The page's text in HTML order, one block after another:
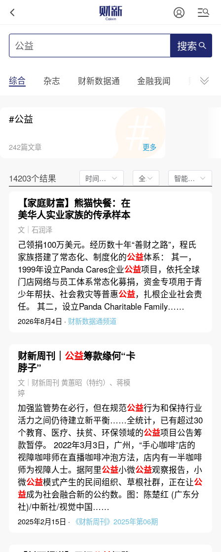
搜索
综合 杂志 财新数据通 金融我闻 财新
#公益
242篇文章 更多
14203个结果 时间不限 全文 智能排序
【家庭财富】熊猫快餐：在
美华人实业家族的传承样本
文｜石润泽
己领捐100万美元。经历数十年“善财之路”，程氏
家族搭建了常态化、制度化的公益体系： 其一，
1999年设立Panda Cares企业公益项目，依托全球
门店网络与员工体系常态化募捐，资金专项用于青
少年帮扶、社会救灾等普惠公益，扎根企业社会责
任。 其二，设立Panda Charitable Family……
2026年8月4日 · 财新数据通频道
财新周刊｜ 公益筹款缘何“卡
脖子”
文｜财新周刊 黄蕙昭（特约）、蒋模
婷
加强监管势在必行，但在规范公益行为和保持行业
活力之间仍待建立新平衡……全统计，已有超过30
个教育、医疗、扶贫、环保领域的公益项目公告筹
款暂停。 2022年3月3日，广州，“手心咖啡”店的
视障咖啡师在直播咖啡冲泡方法，店内有一半咖啡
师为视障人士。据阿里公益小微公益观察报告，小
微公益模式产生的民间组织、草根社群，正在让公
益成为社会融合新的公约数。图：陈楚红 (广东分
社)/中新社/视觉中国……
2025年2月15日 · 《财新周刊》2025年第06期